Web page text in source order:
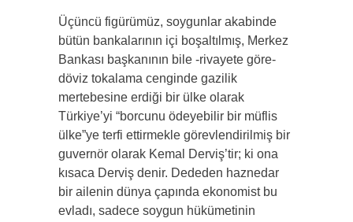
Üçüncü figürümüz, soygunlar akabinde
bütün bankalarının içi boşaltılmış, Merkez
Bankası başkanının bile -rivayete göre-
döviz tokalama cenginde gazilik
mertebesine erdiği bir ülke olarak
Türkiye’yi “borcunu ödeyebilir bir müflis
ülke”ye terfi ettirmekle görevlendirilmiş bir
guvernör olarak Kemal Derviş’tir; ki ona
kısaca Derviş denir. Dededen haznedar
bir ailenin dünya çapında ekonomist bu
evladı, sadece soygun hükümetinin